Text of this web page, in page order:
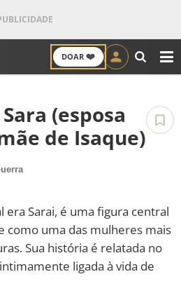
DOAR ❤️
(esposa
de Isaque)
era Sarai, é uma figura central
como uma das mulheres mais
Sua história é relatada no
ligada à vida de